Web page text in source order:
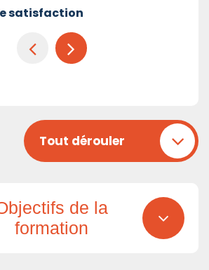
satisfaction
Tout dérouler
de la
formation